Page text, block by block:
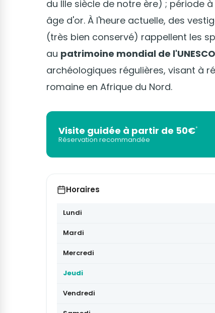
du IIIe siècle de notre ère) ; période
âge d'or. À l'heure actuelle, des
(très bien conservé) rappellent les
au patrimoine mondial de l'UNESCO
archéologiques régulières, visant à
romaine en Afrique du Nord.
Visite guidée à partir de 50€*
Réservation recommandée
Horaires
Lundi
Mardi
Mercredi
Jeudi
Vendredi